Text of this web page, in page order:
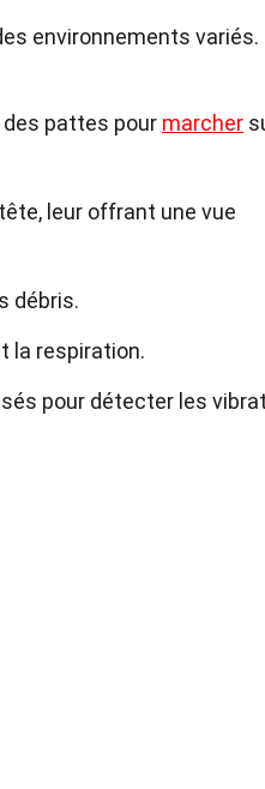
environnements variés.
pattes pour marcher
leur offrant une vue
débris.
la respiration.
pour détecter les